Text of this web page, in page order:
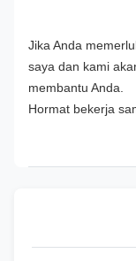
Jika Anda
saya dan kami
membantu Anda.
Hormat bekerja